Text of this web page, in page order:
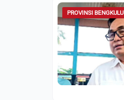
PROVINSI BENGKULU